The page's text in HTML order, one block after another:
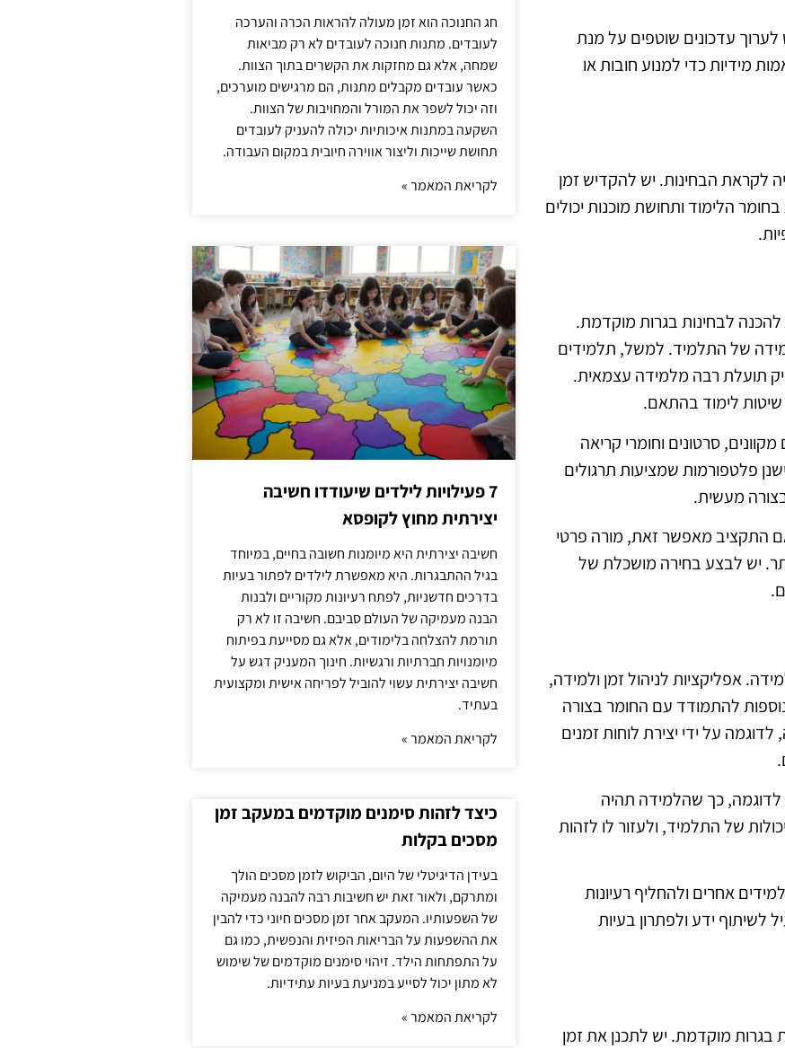
עדכונים שוטפים על מנת
מידיות כדי למנוע חובות או
לקראת הבחינות. יש להקדיש זמן
הלימוד ותחושת מוכנות יכולים
להכנה לבחינות בגרות מוקדמת.
של התלמיד. למשל, תלמידים
תועלת רבה מלמידה עצמאית.
שיטות לימוד בהתאם.
סרטונים וחומרי קריאה
פלטפורמות שמציעות תרגולים
מעשית.
אם התקציב מאפשר זאת, מורה פרטי
יש לבצע בחירה מושכלת של
אפליקציות לניהול זמן ולמידה,
להתמודד עם החומר בצורה
על ידי יצירת לוחות זמנים
לדוגמה, כך שהלמידה תהיה
של התלמיד, ולעזור לו לזהות
אחרים ולהחליף רעיונות
לשיתוף ידע ולפתרון בעיות
בגרות מוקדמת. יש לתכנן את זמן
חג החנוכה הוא זמן מעולה להראות הכרה והערכה
לעובדים. מתנות חנוכה לעובדים לא רק מביאות
שמחה, אלא גם מחזקות את הקשרים בתוך הצוות.
כאשר עובדים מקבלים מתנות, הם מרגישים מוערכים,
וזה יכול לשפר את המורל והמחויבות של הצוות.
השקעה במתנות איכותיות יכולה להעניק לעובדים
תחושת שייכות וליצור אווירה חיובית במקום העבודה.
לקריאת המאמר »
7 פעילויות לילדים שיעודדו חשיבה
יצירתית מחוץ לקופסא
חשיבה יצירתית היא מיומנות חשובה בחיים, במיוחד
בגיל ההתבגרות. היא מאפשרת לילדים לפתור בעיות
בדרכים חדשניות, לפתח רעיונות מקוריים ולבנות
הבנה מעמיקה של העולם סביבם. חשיבה זו לא רק
תורמת להצלחה בלימודים, אלא גם מסייעת בפיתוח
מיומנויות חברתיות ורגשיות. חינוך המעניק דגש על
חשיבה יצירתית עשוי להוביל לפריחה אישית ומקצועית
בעתיד.
לקריאת המאמר »
כיצד לזהות סימנים מוקדמים במעקב זמן
מסכים בקלות
בעידן הדיגיטלי של היום, הביקוש לזמן מסכים הולך
ומתרקם, ולאור זאת יש חשיבות רבה להבנה מעמיקה
של השפעותיו. המעקב אחר זמן מסכים חיוני כדי להבין
את ההשפעות על הבריאות הפיזית והנפשית, כמו גם
על התפתחות הילד. זיהוי סימנים מוקדמים של שימוש
לא מתון יכול לסייע במניעת בעיות עתידיות.
לקריאת המאמר »